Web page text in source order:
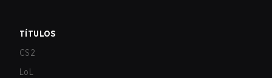
TÍTULOS
CS2
LoL